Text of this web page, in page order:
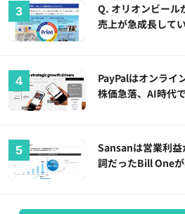
Q. オリオンビール
売上が急成長して
PayPalはオンライ
株価急落、AI時代
Sansanは営業利
詞だったBill One